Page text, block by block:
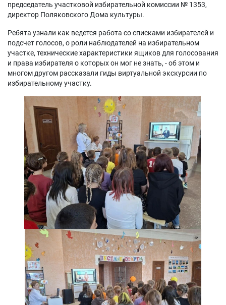
председатель участковой избирательной комиссии № 1353,
директор Поляковского Дома культуры.
Ребята узнали как ведется работа со списками избирателей и
подсчет голосов, о роли наблюдателей на избирательном
участке, технические характеристики ящиков для голосования
и права избирателя о которых он мог не знать, - об этом и
многом другом рассказали гиды виртуальной экскурсии по
избирательному участку.